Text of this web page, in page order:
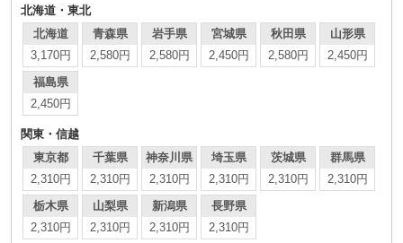
北海道・東北
北海道
3,170円
青森県
2,580円
岩手県
2,580円
宮城県
2,450円
秋田県
2,580円
山形県
2,450円
福島県
2,450円
関東・信越
東京都
2,310円
千葉県
2,310円
神奈川県
2,310円
埼玉県
2,310円
茨城県
2,310円
群馬県
2,310円
栃木県
2,310円
山梨県
2,310円
新潟県
2,310円
長野県
2,310円